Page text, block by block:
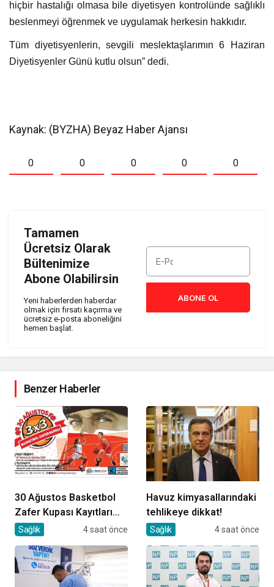
hiçbir hastalığı olmasa bile diyetisyen kontrolünde sağlıklı
beslenmeyi öğrenmek ve uygulamak herkesin hakkıdır.
Tüm diyetisyenlerin, sevgili meslektaşlarımın 6 Haziran
Diyetisyenler Günü kutlu olsun” dedi.
Kaynak: (BYZHA) Beyaz Haber Ajansı
0 0 0 0 0
Tamamen
Ücretsiz Olarak
Bültenimize
Abone Olabilirsin
Yeni haberlerden haberdar
olmak için fırsatı kaçırma ve
ücretsiz e-posta aboneliğini
hemen başlat.
ABONE OL
Benzer Haberler
30 Ağustos Basketbol
Zafer Kupası Kayıtları
Devam Ediyor
Sağlık 4 saat önce
Havuz kimyasallarındaki
tehlikeye dikkat!
Sağlık 4 saat önce